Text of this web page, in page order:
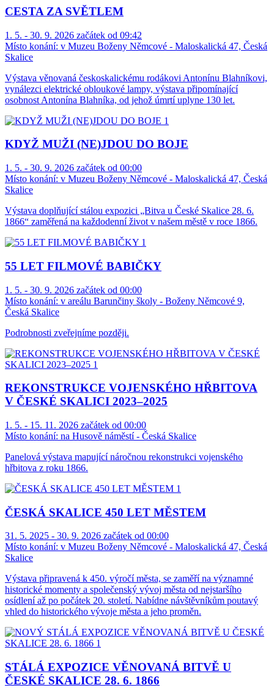
CESTA ZA SVĚTLEM
1. 5. - 30. 9. 2026 začátek od 09:42
Místo konání: v Muzeu Boženy Němcové - Maloskalická 47, Česká
Skalice
Výstava věnovaná českoskalickému rodákovi Antonínu Blahníkovi,
vynálezci elektrické obloukové lampy, výstava připomínající
osobnost Antonína Blahníka, od jehož úmrtí uplyne 130 let.
KDYŽ MUŽI (NE)JDOU DO BOJE
1. 5. - 30. 9. 2026 začátek od 00:00
Místo konání: v Muzeu Boženy Němcové - Maloskalická 47, Česká
Skalice
Výstava doplňující stálou expozici „Bitva u České Skalice 28. 6.
1866“ zaměřená na každodenní život v našem městě v roce 1866.
55 LET FILMOVÉ BABIČKY
1. 5. - 30. 9. 2026 začátek od 00:00
Místo konání: v areálu Barunčiny školy - Boženy Němcové 9,
Česká Skalice
Podrobnosti zveřejníme později.
REKONSTRUKCE VOJENSKÉHO HŘBITOVA
V ČESKÉ SKALICI 2023–2025
1. 5. - 15. 11. 2026 začátek od 00:00
Místo konání: na Husově náměstí - Česká Skalice
Panelová výstava mapující náročnou rekonstrukci vojenského
hřbitova z roku 1866.
ČESKÁ SKALICE 450 LET MĚSTEM
31. 5. 2025 - 30. 9. 2026 začátek od 00:00
Místo konání: v Muzeu Boženy Němcové - Maloskalická 47, Česká
Skalice
Výstava připravená k 450. výročí města, se zaměří na významné
historické momenty a společenský vývoj města od nejstaršího
osídlení až po počátek 20. století. Nabídne návštěvníkům poutavý
vhled do historického vývoje města a jeho proměn.
STÁLÁ EXPOZICE VĚNOVANÁ BITVĚ U
ČESKÉ SKALICE 28. 6. 1866